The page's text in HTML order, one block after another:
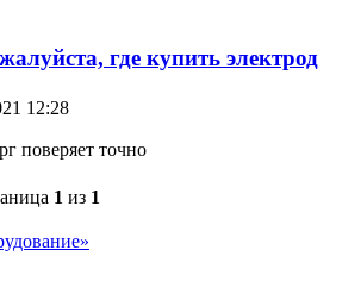
где купить электрод
12:28
поверяет точно
1 из 1